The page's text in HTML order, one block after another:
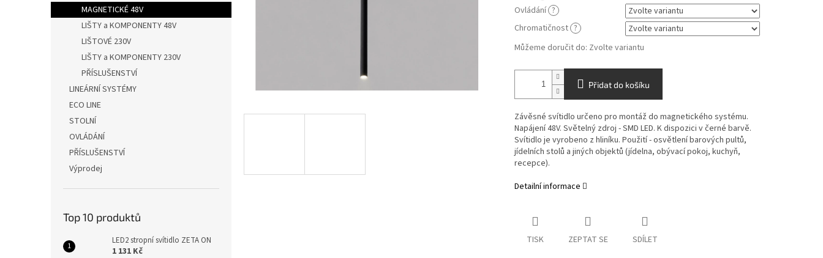
n
e
MAGNETICKÉ 48V
LIŠTY a KOMPONENTY 48V
LIŠTOVÉ 230V
LIŠTY a KOMPONENTY 230V
PŘÍSLUŠENSTVÍ
LINEÁRNÍ SYSTÉMY
ECO LINE
STOLNÍ
OVLÁDÁNÍ
PŘÍSLUŠENSTVÍ
Výprodej
Top 10 produktů
LED2 stropní svítidlo ZETA ON
1 131 Kč
Ovládání ?
Chromatičnost ?
Můžeme doručit do: Zvolte variantu
Přidat do košíku
Závěsné svítidlo určeno pro montáž do magnetického systému.
Napájení 48V. Světelný zdroj - SMD LED. K dispozici v černé barvě.
Svítidlo je vyrobeno z hliníku. Použití - osvětlení barových pultů,
jídelních stolů a jiných objektů (jídelna, obývací pokoj, kuchyň,
recepce).
Detailní informace
TISK ZEPTAT SE SDÍLET